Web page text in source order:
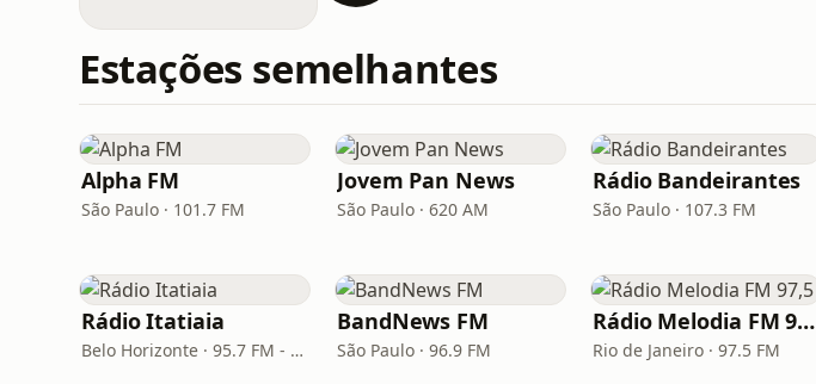
Estações semelhantes
Alpha FM
São Paulo · 101.7 FM
Jovem Pan News
São Paulo · 620 AM
Rádio Bandeirantes
São Paulo · 107.3 FM
Rádio Itatiaia
Belo Horizonte · 95.7 FM - 610 AM
BandNews FM
São Paulo · 96.9 FM
Rádio Melodia FM 97,5
Rio de Janeiro · 97.5 FM